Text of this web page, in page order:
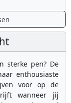
sterke pen? De
enthousiaste
voor op de
wanneer jij